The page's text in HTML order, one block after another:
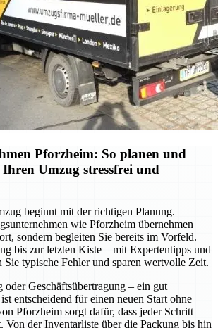
Pforzheim: So planen und
Umzug stressfrei und
beginnt mit der richtigen Planung.
wie Pforzheim übernehmen
sondern begleiten Sie bereits im Vorfeld.
bis zur letzten Kiste – mit Expertentipps und
Sie typische Fehler und sparen wertvolle Zeit.
oder Geschäftsübertragung – ein gut
entscheidend für einen neuen Start ohne
Pforzheim sorgt dafür, dass jeder Schritt
Von der Inventarliste über die Packung bis hin